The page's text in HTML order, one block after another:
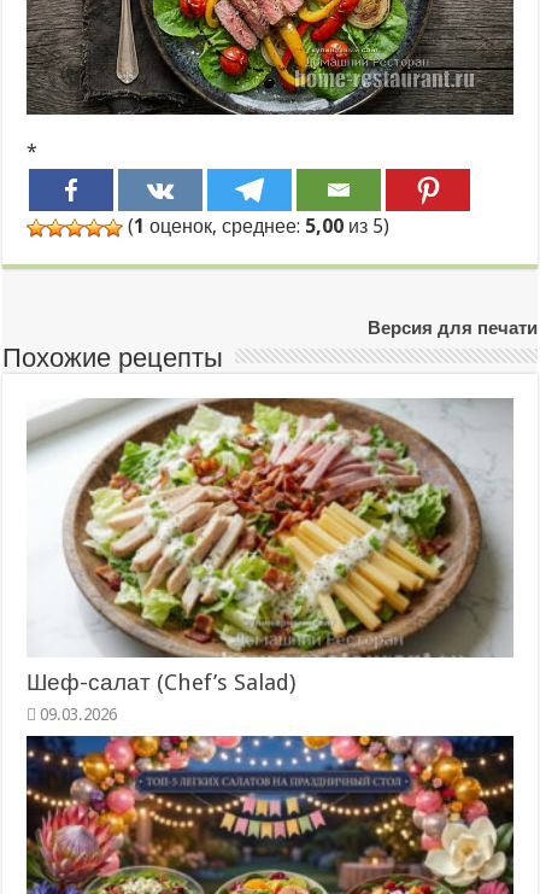
*
(1 оценок, среднее: 5,00 из 5)
Версия для печати
Похожие рецепты
Шеф-салат (Chef’s Salad)
09.03.2026